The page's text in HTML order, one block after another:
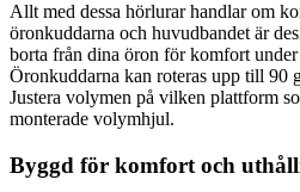
Allt med dessa hörlurar handlar om
öronkuddarna och huvudbandet är
borta från dina öron för komfort under
Öronkuddarna kan roteras upp till 90
Justera volymen på vilken plattform
monterade volymhjul.
Byggd för komfort och